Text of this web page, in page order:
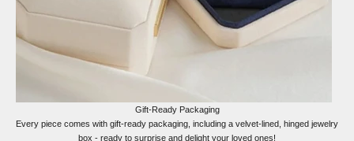
Gift-Ready Packaging
Every piece comes with gift-ready packaging, including a velvet-lined, hinged jewelry
box - ready to surprise and delight your loved ones!